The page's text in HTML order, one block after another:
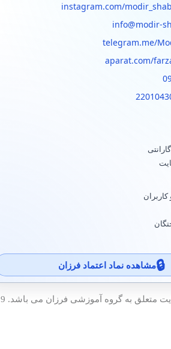
instagram.com/
info@modir-
telegram.me/
aparat.com/
مشاهده نماد اعتماد فرزان